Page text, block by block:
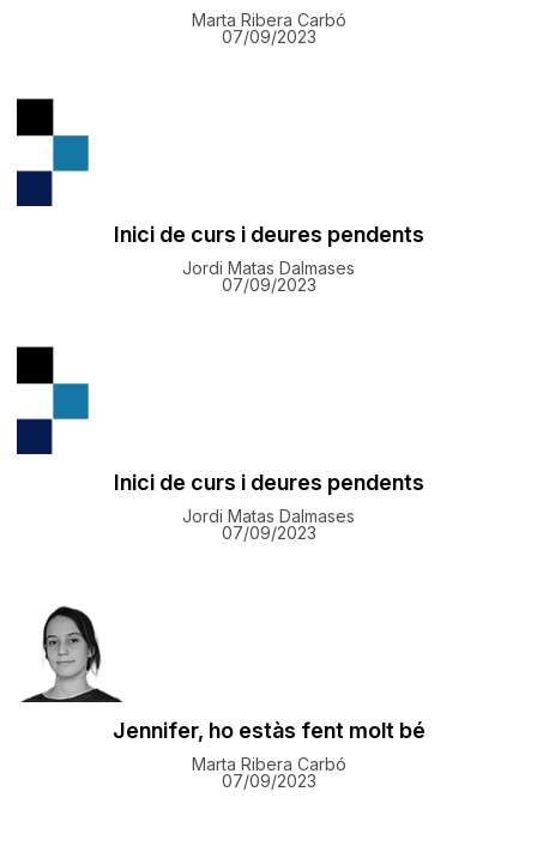
Marta Ribera Carbó
07/09/2023
Inici de curs i deures pendents
Jordi Matas Dalmases
07/09/2023
Inici de curs i deures pendents
Jordi Matas Dalmases
07/09/2023
Jennifer, ho estàs fent molt bé
Marta Ribera Carbó
07/09/2023